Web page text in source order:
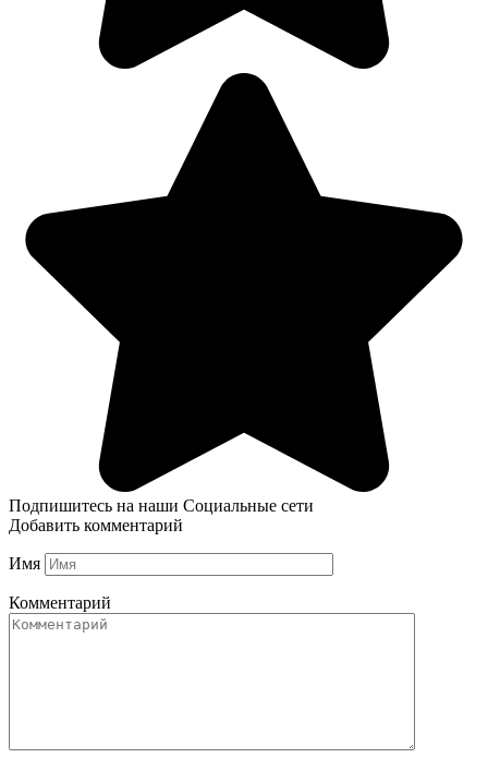
Подпишитесь на наши Социальные сети
Добавить комментарий
Имя
Комментарий